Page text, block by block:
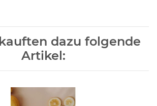
dazu folgende
Artikel: